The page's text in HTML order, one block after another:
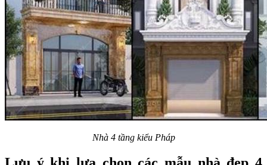
Nhà 4 tầng kiểu Pháp